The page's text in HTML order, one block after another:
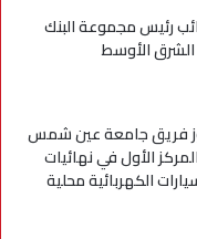
رئيس مجموعة البنك
الأوسط
فريق جامعة عين شمس
المركز الأول في نهائيات
الكهربائية محلية